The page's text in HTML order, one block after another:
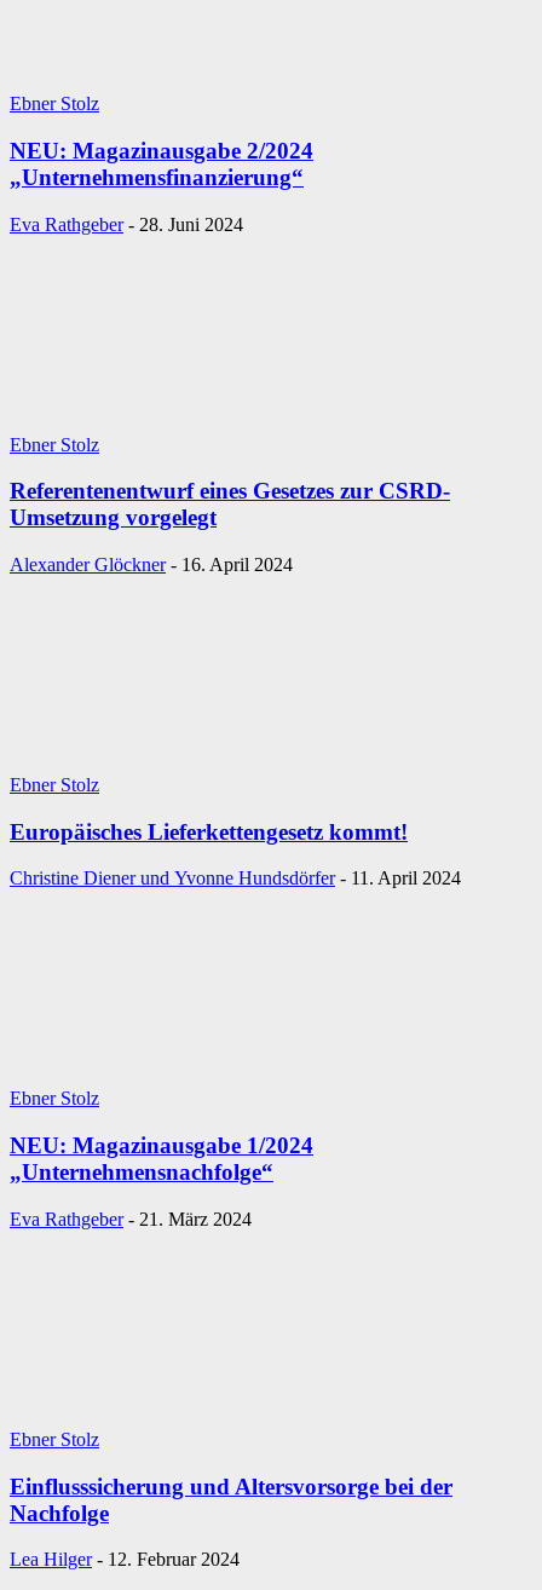
Ebner Stolz
NEU: Magazinausgabe 2/2024
„Unternehmensfinanzierung“
Eva Rathgeber - 28. Juni 2024
Ebner Stolz
Referentenentwurf eines Gesetzes zur CSRD-
Umsetzung vorgelegt
Alexander Glöckner - 16. April 2024
Ebner Stolz
Europäisches Lieferkettengesetz kommt!
Christine Diener und Yvonne Hundsdörfer - 11. April 2024
Ebner Stolz
NEU: Magazinausgabe 1/2024
„Unternehmensnachfolge“
Eva Rathgeber - 21. März 2024
Ebner Stolz
Einflusssicherung und Altersvorsorge bei der
Nachfolge
Lea Hilger - 12. Februar 2024